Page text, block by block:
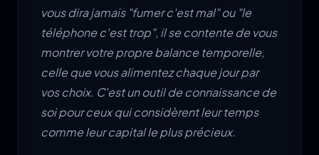
vous dira jamais "fumer c'est mal" ou "le
téléphone c'est trop", il se contente de vous
montrer votre propre balance temporelle,
celle que vous alimentez chaque jour par
vos choix. C'est un outil de connaissance de
soi pour ceux qui considèrent leur temps
comme leur capital le plus précieux.